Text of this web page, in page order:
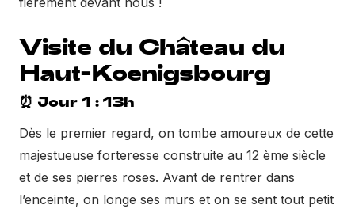
Visite du Château du
Haut-Koenigsbourg
⏰ Jour 1 : 13h
Dès le premier regard, on tombe amoureux de cette
majestueuse forteresse construite au 12 ème siècle
et de ses pierres roses. Avant de rentrer dans
l’enceinte, on longe ses murs et on se sent tout petit